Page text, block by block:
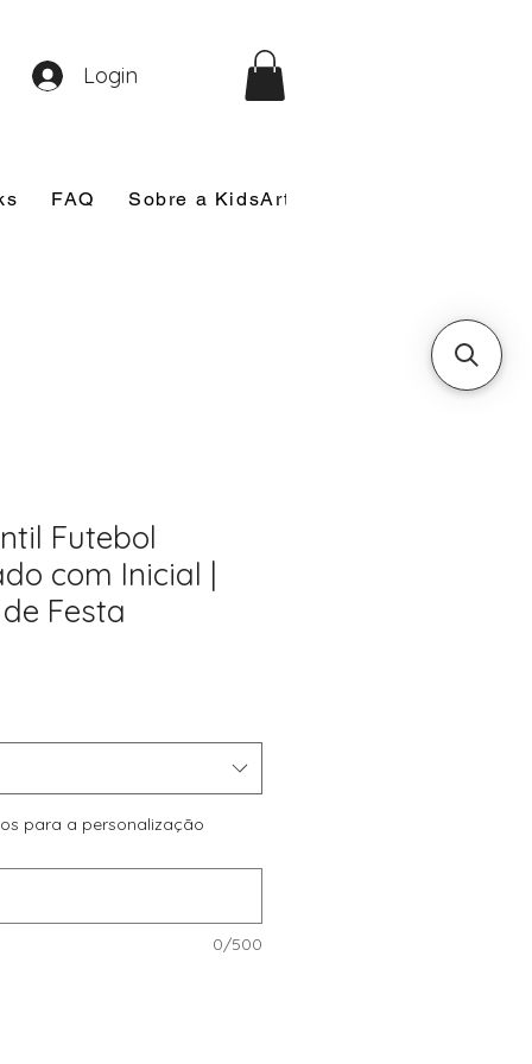
FAQ Sobre a KidsArt
Login
Futebol
com Inicial |
Festa
para a personalização
0/500